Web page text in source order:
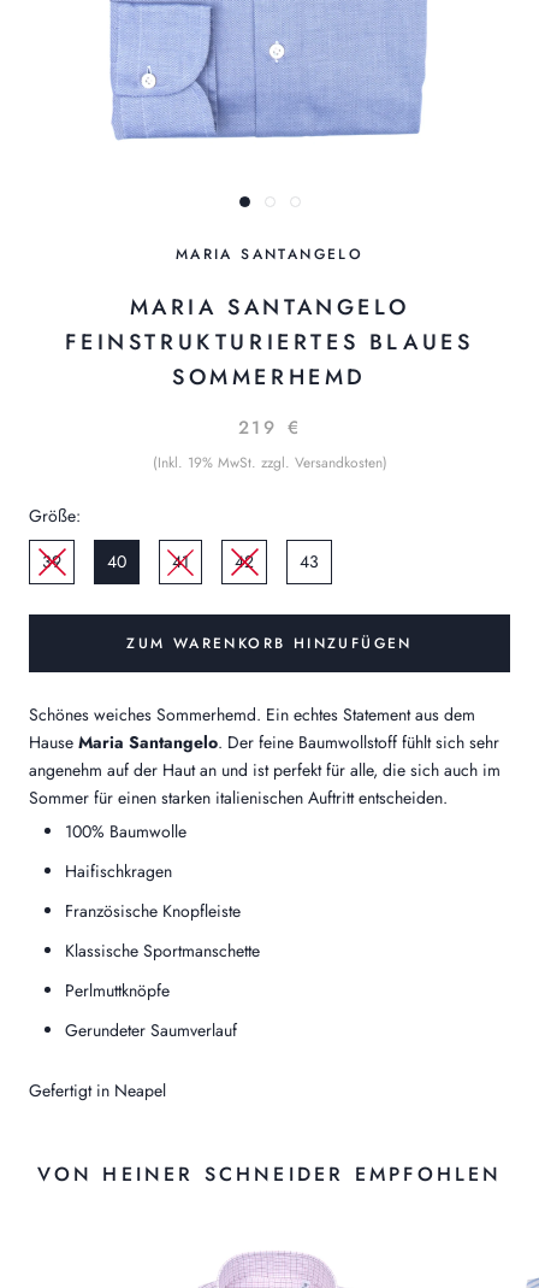
MARIA SANTANGELO
MARIA SANTANGELO
FEINSTRUKTURIERTES BLAUES
SOMMERHEMD
219 €
(Inkl. 19% MwSt. zzgl. Versandkosten)
Größe:
39
40 41 42 43
ZUM WARENKORB HINZUFÜGEN
Schönes weiches Sommerhemd. Ein echtes Statement aus dem
Hause Maria Santangelo. Der feine Baumwollstoff fühlt sich sehr
angenehm auf der Haut an und ist perfektfür alle, die sich auch im
Sommer für einen starken italienischen Auftritt entscheiden.
100% Baumwolle
Haifischkragen
Französische Knopfleiste
Klassische Sportmanschette
Perlmuttknöpfe
Gerundeter Saumverlauf
Gefertigt in Neapel
VON HEINER SCHNEIDER EMPFOHLEN